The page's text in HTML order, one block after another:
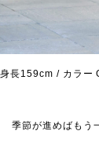
身長159cm / カラー
季節が進めばもう